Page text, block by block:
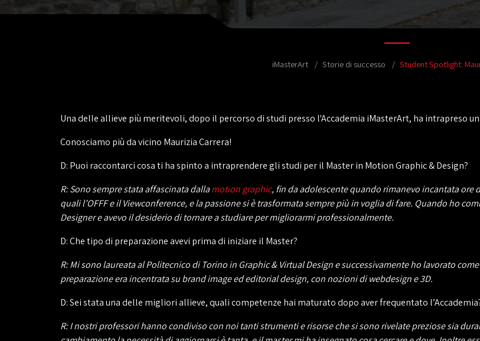
iMasterArt Storie di successo Student Spotlight:
Una delle allieve più meritevoli, dopo il percorso di studi presso l'Accademia iMasterArt, ha intrapreso
Conosciamo più da vicino Maurizia Carrera!
D: Puoi raccontarci cosa ti ha spinto a intraprendere gli studi per il Master in Motion Graphic & Design?
R: Sono sempre stata affascinata dallamotion graphic, fin da adolescente quando rimanevo incantata ore
quali l’OFFF e il Viewconference, e la passione si è trasformata sempre più in voglia di fare. Quando ho
Designer e avevo il desiderio di tornare a studiare per migliorarmi professionalmente.
D: Che tipo di preparazione avevi prima di iniziare il Master?
R: Mi sono laureata al Politecnico di Torino in Graphic & Virtual Design e successivamente ho lavorato
preparazione era incentrata su brand image ed editorial design, con nozioni di webdesign e 3D.
D: Sei stata una delle migliori allieve, quali competenze hai maturato dopo aver frequentato
R: I nostri professori hanno condiviso con noi tanti strumenti e risorse che si sono rivelate preziose sia